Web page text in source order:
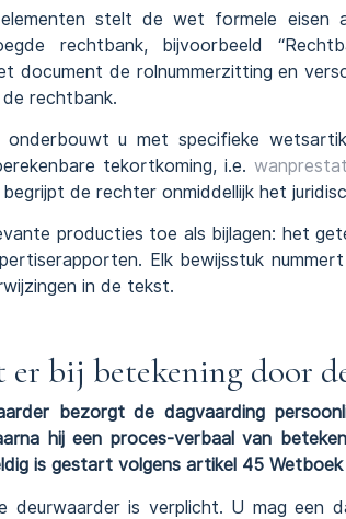
elementen stelt de wet formele eisen
rechtbank, bijvoorbeeld
document de rolnummerzitting en
rechtbank.
onderbouwt u met specifieke
tekortkoming, i.e.
de rechter onmiddellijk het
producties toe als bijlagen: het
Elk bewijsstuk
in de tekst.
er bij betekening door
bezorgt de dagvaarding
hij een proces-verbaal van
is gestart volgens artikel 45
deurwaarder is verplicht. U mag een